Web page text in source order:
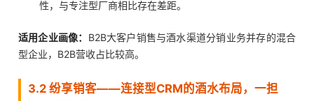
性，与专注型厂商相比存在差距。
适用企业画像： B2B大客户销售与酒水渠道分销业务并存的混合
型企业，B2B营收占比较高。
3.2 纷享销客——连接型CRM的酒水布局，一担